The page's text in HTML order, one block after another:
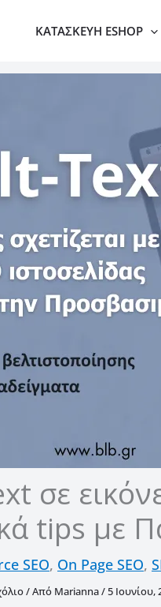
ΚΑΤΑΣΚΕΥΉ ESHOP
σε
tips με
SEO, On Page SEO,
/ Από Marianna/5 Ιουνίου,